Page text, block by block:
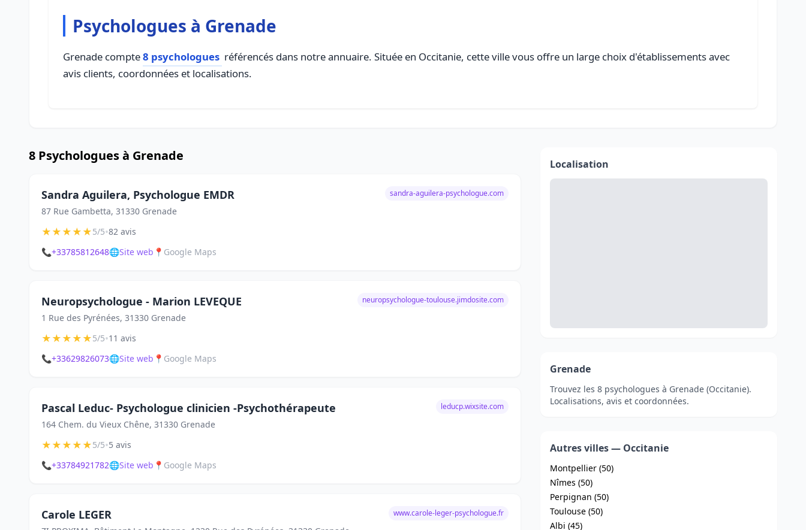
Psychologues à Grenade
Grenade compte8 psychologues référencés dans notre annuaire. Située en Occitanie, cette ville vous offre un large choix d'établissements avec
avis clients, coordonnées et localisations.
8 Psychologues à Grenade
Sandra Aguilera, Psychologue EMDR
87 Rue Gambetta, 31330 Grenade
sandra-aguilera-psychologue.com
★★★★★5/5•82 avis
📞+33785812648🌐Site web 📍 Google Maps
Neuropsychologue - Marion LEVEQUE
1 Rue des Pyrénées, 31330 Grenade
neuropsychologue-toulouse.jimdosite.com
★★★★★5/5•11 avis
📞+33629826073🌐Site web 📍 Google Maps
Pascal Leduc- Psychologue clinicien -Psychothérapeute
164 Chem. du Vieux Chêne, 31330 Grenade
leducp.wixsite.com
★★★★★5/5•5 avis
📞+33784921782🌐Site web 📍 Google Maps
Carole LEGER www.carole-leger-psychologue.fr
Localisation
Grenade
Trouvez les 8 psychologues à Grenade (Occitanie).
Localisations, avis et coordonnées.
Autres villes — Occitanie
Montpellier (50)
Nîmes (50)
Perpignan (50)
Toulouse (50)
Albi (45)